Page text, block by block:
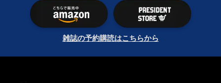
雑誌の予約購読はこちらから